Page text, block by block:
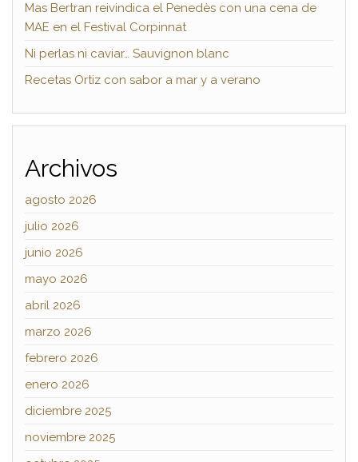
Mas Bertran reivindica el Penedès con una cena de
MAE en el Festival Corpinnat
Ni perlas ni caviar… Sauvignon blanc
Recetas Ortiz con sabor a mar y a verano
Archivos
agosto 2026
julio 2026
junio 2026
mayo 2026
abril 2026
marzo 2026
febrero 2026
enero 2026
diciembre 2025
noviembre 2025